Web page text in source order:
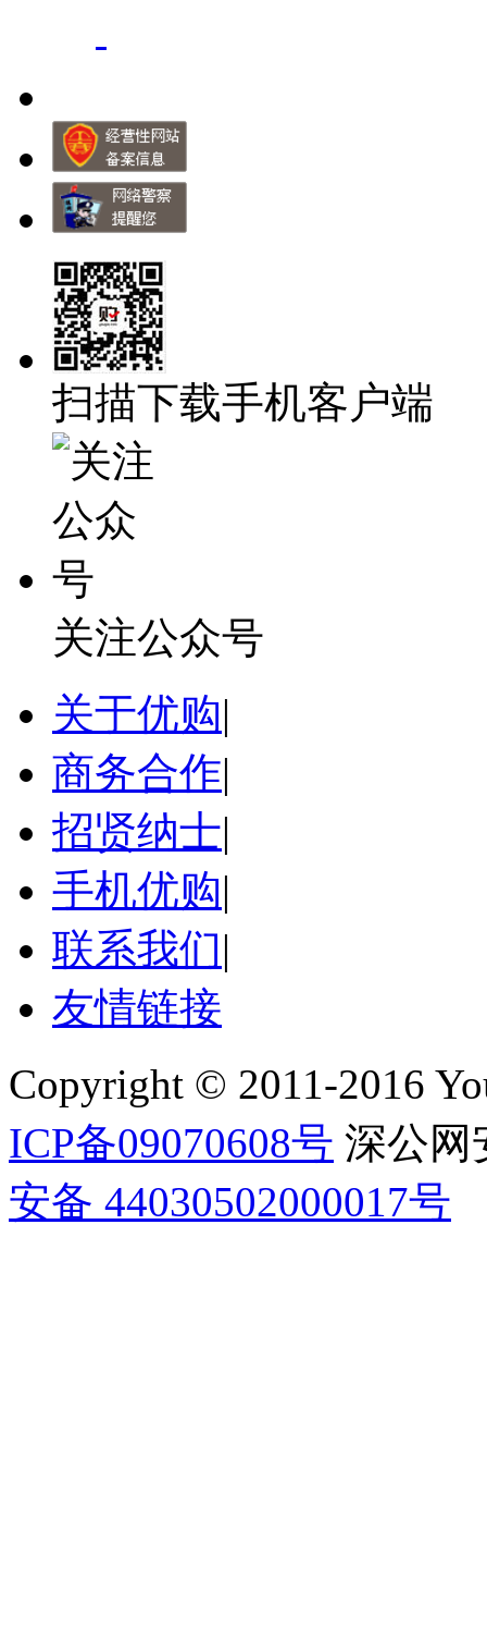
扫描下载手机客户端
关注公众号
关于优购|
商务合作|
招贤纳士|
手机优购|
联系我们|
友情链接
Copyright © 2011-2016
ICP备09070608号 深公网
安备 44030502000017号